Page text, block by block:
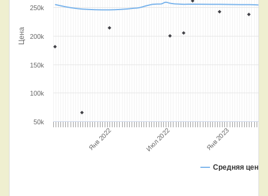
Цена
Средняя цена
Янв 2022 Июл 2022 Янв 2023
50k
100k
150k
200k
250k